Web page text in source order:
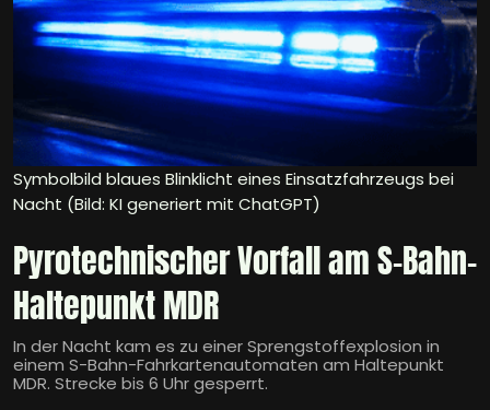
Symbolbild blaues Blinklicht eines Einsatzfahrzeugs bei
Nacht (Bild: KI generiert mit ChatGPT)
Pyrotechnischer Vorfall am S-Bahn-
Haltepunkt MDR
In der Nacht kam es zu einer Sprengstoffexplosion in
einem S-Bahn-Fahrkartenautomaten am Haltepunkt
MDR. Strecke bis 6 Uhr gesperrt.